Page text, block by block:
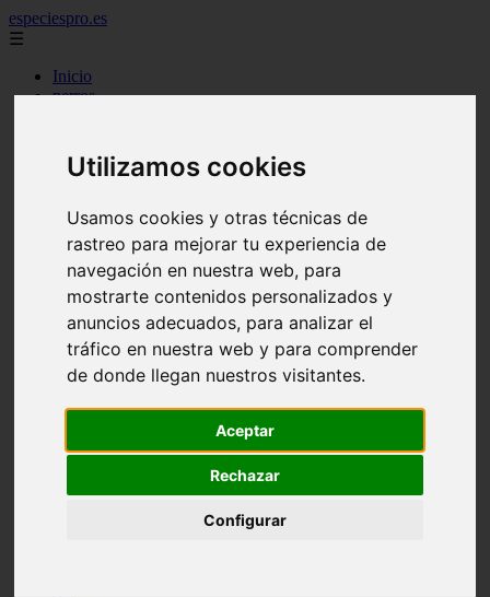
Utilizamos cookies
Usamos cookies y otras técnicas de
rastreo para mejorar tu experiencia de
navegación en nuestra web, para
mostrarte contenidos personalizados y
anuncios adecuados, para analizar el
tráfico en nuestra web y para comprender
de donde llegan nuestros visitantes.
Aceptar
Rechazar
Configurar
especiespro.es
☰
Inicio
perros
alimentaci n
acuariofilia
salud
ventas
mantenimiento
aves
marketing
bienestar
peque os mam feros
verano
peluquer a
peluquer a canina
consejos